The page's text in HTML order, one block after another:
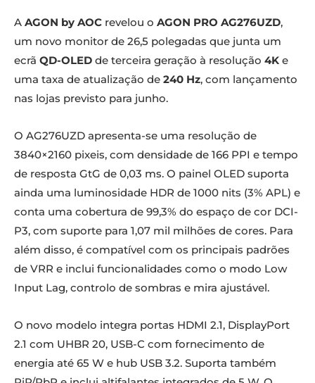
A AGON by AOC revelou o AGON PRO AG276UZD,
um novo monitor de 26,5 polegadas que junta um
ecrã QD-OLED de terceira geração à resolução 4K e
uma taxa de atualização de 240 Hz, com lançamento
nas lojas previsto para junho.
O AG276UZD apresenta-se uma resolução de
3840×2160 pixeis, com densidade de 166 PPI e tempo
de resposta GtG de 0,03 ms. O painel OLED suporta
ainda uma luminosidade HDR de 1000 nits (3% APL) e
conta uma cobertura de 99,3% do espaço de cor DCI-
P3, com suporte para 1,07 mil milhões de cores. Para
além disso, é compatível com os principais padrões
de VRR e inclui funcionalidades como o modo Low
Input Lag, controlo de sombras e mira ajustável.
O novo modelo integra portas HDMI 2.1, DisplayPort
2.1 com UHBR 20, USB-C com fornecimento de
energia até 65 W e hub USB 3.2. Suporta também